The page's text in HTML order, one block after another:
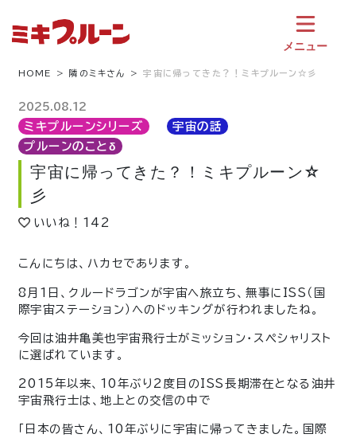
メニュー
HOME 隣のミキさん 宇宙に帰ってきた？！ミキプルーン☆彡
2025.08.12
ミキプルーンシリーズ
宇宙の話
プルーンのことδ
宇宙に帰ってきた？！ミキプルーン☆
彡
いいね！ 142
こんにちは、ハカセであります。
8月1日、クルードラゴンが宇宙へ旅立ち、無事にISS（国
際宇宙ステーション）へのドッキングが行われましたね。
今回は油井亀美也宇宙飛行士がミッション・スペシャリスト
に選ばれています。
2015年以来、10年ぶり2度目のISS長期滞在となる油井
宇宙飛行士は、地上との交信の中で
「日本の皆さん、10年ぶりに宇宙に帰ってきました。国際